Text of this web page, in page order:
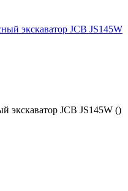
экскаватор JCB JS145W ()